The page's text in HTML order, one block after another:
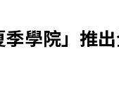
季學院」推